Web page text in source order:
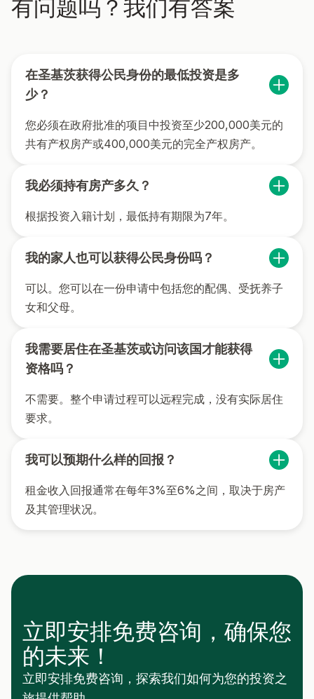
有问题吗？我们有答案
在圣基茨获得公民身份的最低投资是多
少？
您必须在政府批准的项目中投资至少200,000美元的
共有产权房产或400,000美元的完全产权房产。
我必须持有房产多久？
根据投资入籍计划，最低持有期限为7年。
我的家人也可以获得公民身份吗？
可以。您可以在一份申请中包括您的配偶、受抚养子
女和父母。
我需要居住在圣基茨或访问该国才能获得
资格吗？
不需要。整个申请过程可以远程完成，没有实际居住
要求。
我可以预期什么样的回报？
租金收入回报通常在每年3%至6%之间，取决于房产
及其管理状况。
立即安排免费咨询，确保您
的未来！
立即安排免费咨询，探索我们如何为您的投资之